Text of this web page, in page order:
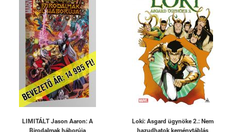
LIMITÁLT Jason Aaron: A
Birodalmak háborúja
Loki: Asgard ügynöke 2.: Nem
hazudhatok keménytáblás